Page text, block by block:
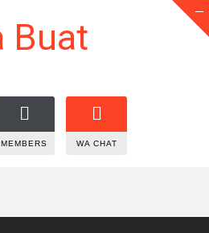
MEMBERS WA CHAT